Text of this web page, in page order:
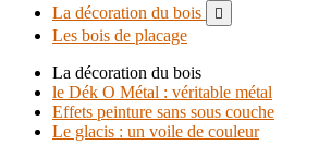
La décoration du bois

Les bois de placage
La décoration du bois
le Dék O Métal : véritable métal
Effets peinture sans sous couche
Le glacis : un voile de couleur